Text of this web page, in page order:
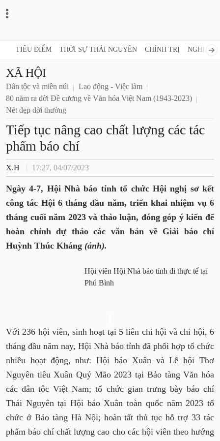
TIÊU ĐIỂM THỜI SỰ THÁI NGUYÊN CHÍNH TRỊ NGHỊ
XÃ HỘI
Dân tộc và miền núi
Lao động - Việc làm
80 năm ra đời Đề cương về Văn hóa Việt Nam (1943-2023)
Nét đẹp đời thường
Tiếp tục nâng cao chất lượng các tác
phẩm báo chí
X.H 17:27, 04/07/2023
Ngày 4-7, Hội Nhà báo tỉnh tổ chức Hội nghị sơ kết
công tác Hội 6 tháng đầu năm, triển khai nhiệm vụ 6
tháng cuối năm 2023và thảo luận, đóng góp ý kiến để
hoàn chỉnh dự thảo các văn bản về Giải báo chí
Huỳnh Thúc Kháng (ảnh).
Hội viên Hội Nhà báo tỉnh đi thực tế tại
Phú Bình
Với 236 hội viên, sinh hoạt tại 5 liên chi hội và chi hội, 6
tháng đầu năm nay, Hội Nhà báo tỉnh đã phối hợp tổ chức
nhiều hoạt động, như: Hội báo Xuân và Lễ hội Thơ
Nguyên tiêu Xuân Quý Mão 2023 tại Bảo tàng Văn hóa
các dân tộc Việt Nam; tổ chức gian trưng bày báo chí
Thái Nguyên tại Hội báo Xuân toàn quốc năm 2023 tổ
chức ở Bảo tàng Hà Nội; hoàn tất thủ tục hỗ trợ 33 tác
phẩm báo chí chất lượng cao cho các hội viên theo hướng